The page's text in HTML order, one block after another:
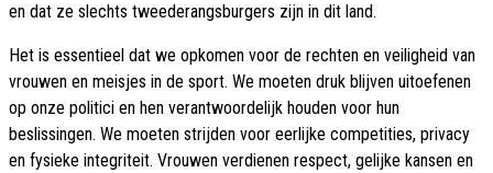
en dat ze slechts tweederangsburgers zijn in dit land.
Het is essentieel dat we opkomen voor de rechten en veiligheid van
vrouwen en meisjes in de sport. We moeten druk blijven uitoefenen
op onze politici en hen verantwoordelijk houden voor hun
beslissingen. We moeten strijden voor eerlijke competities, privacy
en fysieke integriteit. Vrouwen verdienen respect, gelijke kansen en